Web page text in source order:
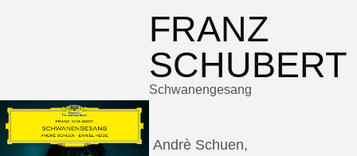
FRANZ
SCHUBERT
Schwanengesang
Andrè Schuen,